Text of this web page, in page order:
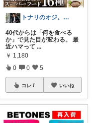
トナリのオジ。 40代からのイケオジ計画
40代からは「何を食べる
か」で見た目が変わる。 最
近ハマって ...
￥ 1,180
0 0 5
コレ いいね